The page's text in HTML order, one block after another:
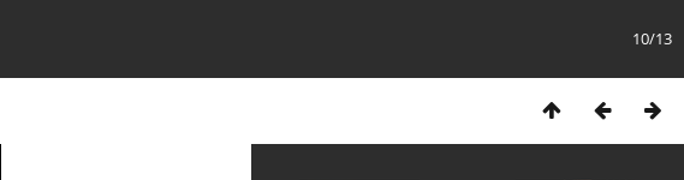
10/13